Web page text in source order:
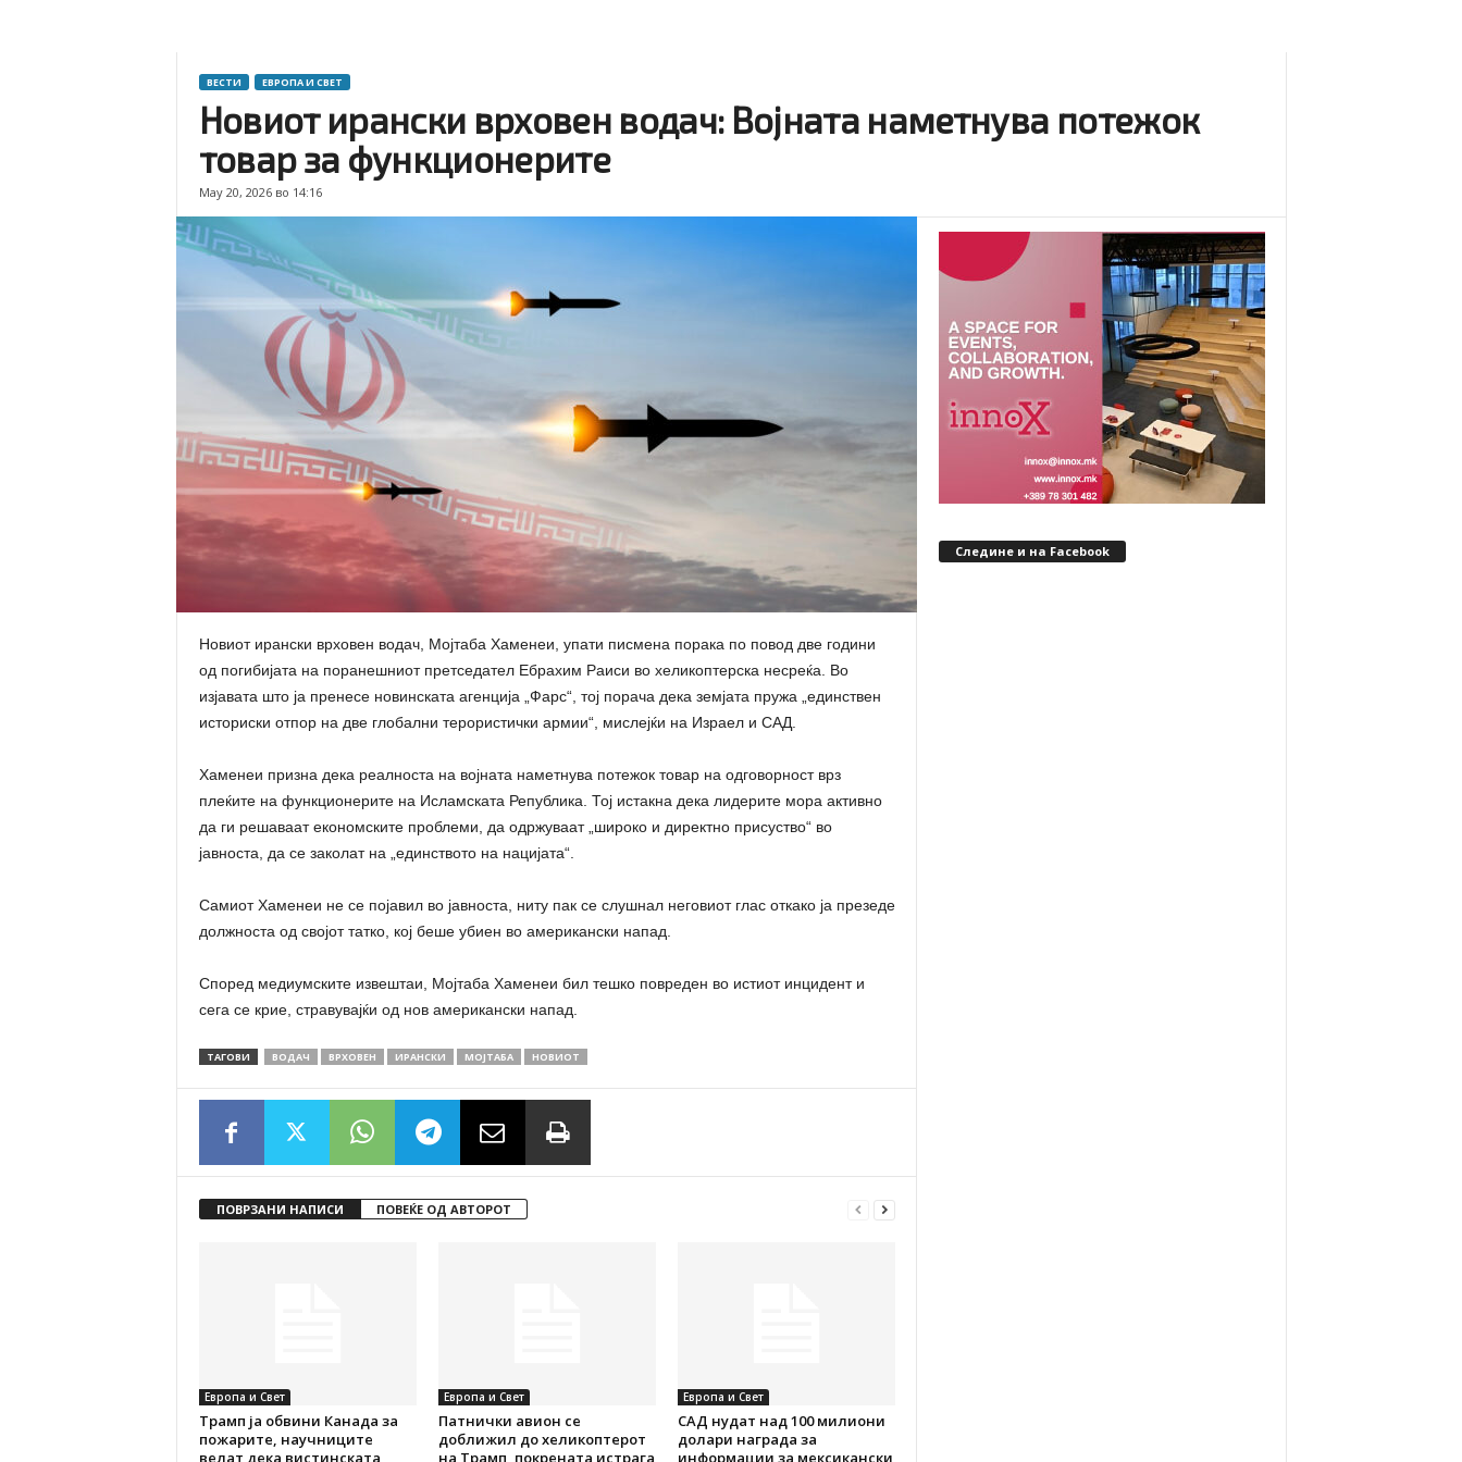
ВЕСТИ ЕВРОПА И СВЕТ
Новиот ирански врховен водач: Војната наметнува потежок
товар за функционерите
May 20, 2026 во 14:16
Новиот ирански врховен водач, Мојтаба Хаменеи, упати писмена порака по повод две години
од погибијата на поранешниот претседател Ебрахим Раиси во хеликоптерска несреќа. Во
изјавата што ја пренесе новинската агенција „Фарс“, тој порача дека земјата пружа „единствен
историски отпор на две глобални терористички армии“, мислејќи на Израел и САД.
Хаменеи призна дека реалноста на војната наметнува потежок товар на одговорност врз
плеќите на функционерите на Исламската Република. Тој истакна дека лидерите мора активно
да ги решаваат економските проблеми, да одржуваат „широко и директно присуство“ во
јавноста, да се заколат на „единството на нацијата“.
Самиот Хаменеи не се појавил во јавноста, ниту пак се слушнал неговиот глас откако ја презеде
должноста од својот татко, кој беше убиен во американски напад.
Според медиумските извештаи, Мојтаба Хаменеи бил тешко повреден во истиот инцидент и
сега се крие, стравувајќи од нов американски напад.
ТАГОВИ ВОДАЧ ВРХОВЕН ИРАНСКИ МОЈТАБА НОВИОТ
ПОВРЗАНИ НАПИСИ ПОВЕЌЕ ОД АВТОРОТ
Европа и Свет
Трамп ја обвини Канада за
пожарите, научниците
велат дека вистинската
Европа и Свет
Патнички авион се
доближил до хеликоптерот
на Трамп, покрената истрага
Европа и Свет
САД нудат над 100 милиони
долари награда за
информации за мексикански
Следине и на Facebook